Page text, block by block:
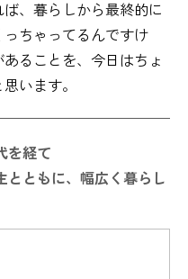
、暮らしから最終的に
ちゃってるんですけ
ることを、今日はちょ
います。
を経て
とともに、幅広く暮らし